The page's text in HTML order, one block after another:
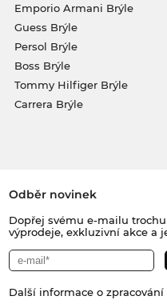
Emporio Armani Brýle
Guess Brýle
Persol Brýle
Boss Brýle
Tommy Hilfiger Brýle
Carrera Brýle
Odběr novinek
Dopřej svému e-mailu
výprodeje, exkluzivní akce a
Další informace o